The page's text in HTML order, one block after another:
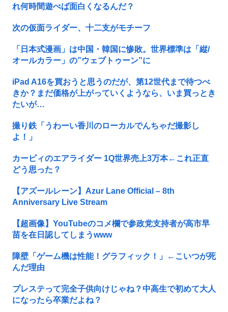
れ何時間遊べば面白くなるんだ？
次の仮面ライダー、十二支がモチーフ
「日本式漫画」は中国・韓国に惨敗。世界標準は「縦/
オールカラー」の”ウェブトゥーン”に
iPad A16を買おうと思うのだが、第12世代まで待つべ
きか？まだ価格が上がっていくようなら、いま買っとき
たいが…
撮り鉄「うわーい香川のローカルでんちゃだ撮影し
よ！」
カービィのエアライダー 1Q世界売上3万本←これ正直
どう思った？
【アズールレーン】Azur Lane Official – 8th
Anniversary Live Stream
【超画像】YouTubeのコメ欄で参政党支持者が高市早
苗を在日認してしまうwww
障壁「ゲーム機は性能！グラフィック！」←こいつが死
んだ理由
プレステって完全子供向けじゃね？中高生で初めて大人
になったら卒業だよね？